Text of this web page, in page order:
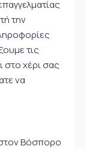
την
τις
στο χέρι σας
να
Βόσπορο